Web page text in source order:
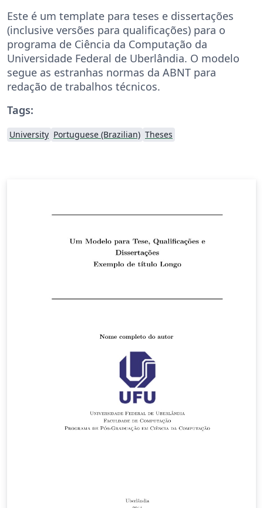
Este é um template para teses e dissertações
(inclusive versões para qualificações) para o
programa de Ciência da Computação da
Universidade Federal de Uberlândia. O modelo
segue as estranhas normas da ABNT para
redação de trabalhos técnicos.
Tags:
University Portuguese (Brazilian) Theses